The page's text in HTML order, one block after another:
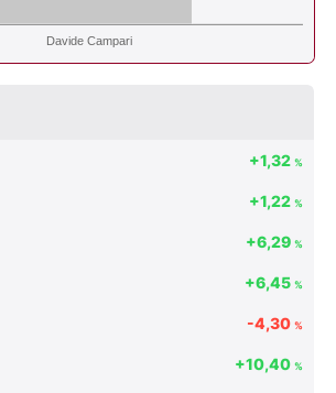
Davide Campari
+1,32 %
+1,22 %
+6,29 %
+6,45 %
-4,30 %
+10,40 %